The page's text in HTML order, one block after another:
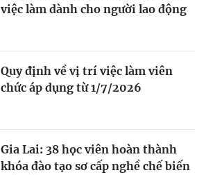
việc làm dành cho người lao động
Quy định về vị trí việc làm viên
chức áp dụng từ 1/7/2026
Gia Lai: 38 học viên hoàn thành
khóa đào tạo sơ cấp nghề chế biến